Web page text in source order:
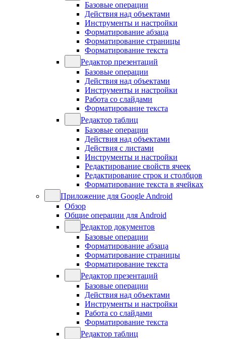
Базовые операции
Действия над объектами
Инструменты и настройки
Форматирование абзаца
Форматирование страницы
Форматирование текста
Редактор презентаций
Базовые операции
Действия над объектами
Инструменты и настройки
Работа со слайдами
Форматирование текста
Редактор таблиц
Базовые операции
Действия над объектами
Действия с листами
Инструменты и настройки
Редактирование свойств ячеек
Редактирование строк и столбцов
Форматирование текста в ячейках
Приложение для Google Android
Обзор
Общие операции для Android
Редактор документов
Базовые операции
Форматирование абзаца
Форматирование страницы
Форматирование текста
Редактор презентаций
Базовые операции
Действия над объектами
Инструменты и настройки
Работа со слайдами
Форматирование текста
Редактор таблиц